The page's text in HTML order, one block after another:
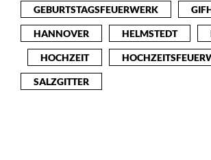
GEBURTSTAGSFEUERWERK
HANNOVER HELMSTEDT
HOCHZEIT
SALZGITTER